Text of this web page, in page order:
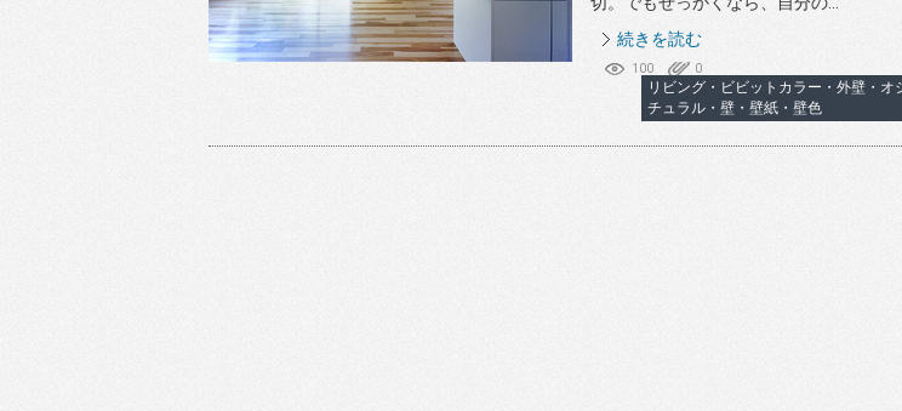
続きを読む
100 0
リビング・ビビットカラー・外壁・オ
チュラル・壁・壁紙・壁色